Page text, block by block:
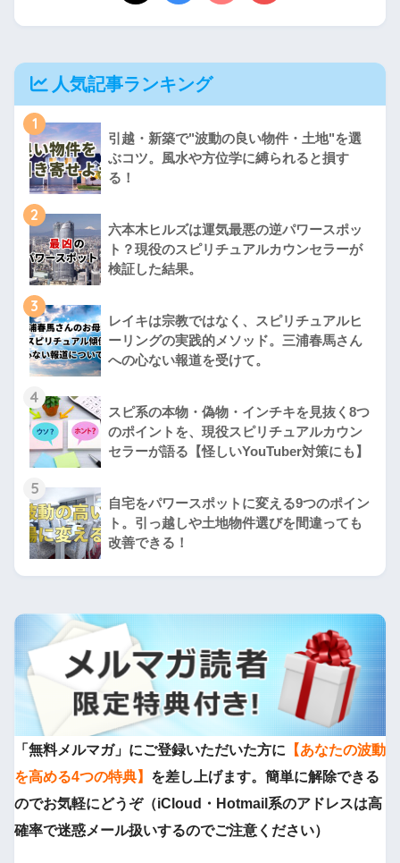
人気記事ランキング
1
引越・新築で"波動の良い物件・土地"を選
ぶコツ。風水や方位学に縛られると損す
る！
2
六本木ヒルズは運気最悪の逆パワースポッ
ト？現役のスピリチュアルカウンセラーが
検証した結果。
3
レイキは宗教ではなく、スピリチュアルヒ
ーリングの実践的メソッド。三浦春馬さん
への心ない報道を受けて。
4
スピ系の本物・偽物・インチキを見抜く8つ
のポイントを、現役スピリチュアルカウン
セラーが語る【怪しいYouTuber対策にも】
5
自宅をパワースポットに変える9つのポイン
ト。引っ越しや土地物件選びを間違っても
改善できる！
「無料メルマガ」にご登録いただいた方に 【あなたの波動
を高める4つの特典】 を差し上げます。簡単に解除できる
のでお気軽にどうぞ（iCloud・Hotmail系のアドレスは高
確率で迷惑メール扱いするのでご注意ください）